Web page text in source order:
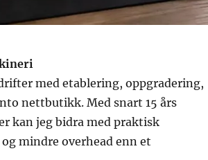
med etablering, oppgradering,
nettbutikk. Med snart 15 års
kan jeg bidra med praktisk
mindre overhead enn et